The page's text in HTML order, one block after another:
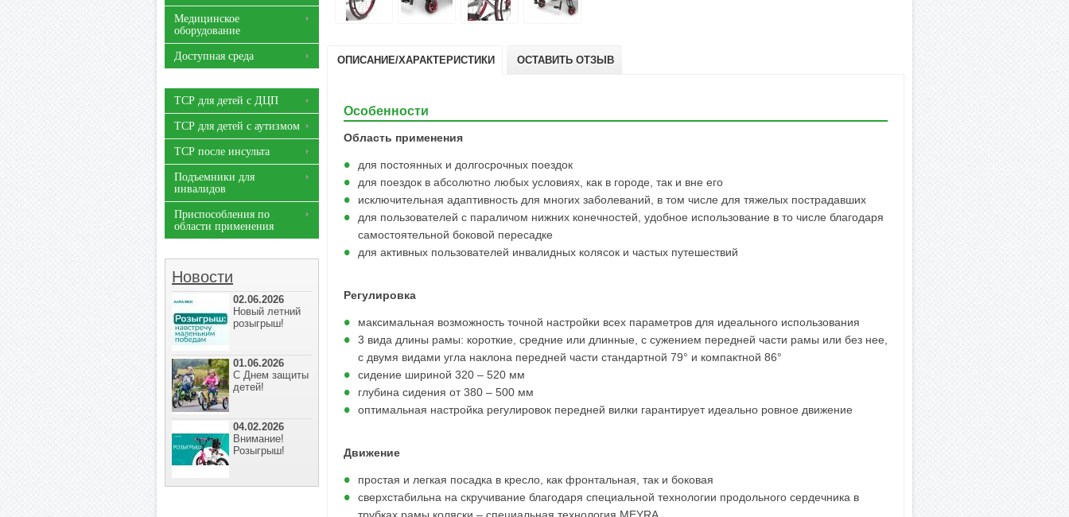
Медицинское
оборудование
Доступная среда
ТСР для детей с ДЦП
ТСР для детей с аутизмом
ТСР после инсульта
Подъемники для
инвалидов
Приспособления по
области применения
Новости
02.06.2026
Новый летний
розыгрыш!
01.06.2026
С Днем защиты
детей!
04.02.2026
Внимание!
Розыгрыш!
ОПИСАНИЕ/ХАРАКТЕРИСТИКИ ОСТАВИТЬ ОТЗЫВ
Особенности
Область применения
для постоянных и долгосрочных поездок
для поездок в абсолютно любых условиях, как в городе, так и вне его
исключительная адаптивность для многих заболеваний, в том числе для тяжелых пострадавших
для пользователей с параличом нижних конечностей, удобное использование в то числе благодаря
самостоятельной боковой пересадке
для активных пользователей инвалидных колясок и частых путешествий
Регулировка
максимальная возможность точной настройки всех параметров для идеального использования
3 вида длины рамы: короткие, средние или длинные, с сужением передней части рамы или без нее,
с двумя видами угла наклона передней части стандартной 79° и компактной 86°
сидение шириной 320 – 520 мм
глубина сидения от 380 – 500 мм
оптимальная настройка регулировок передней вилки гарантирует идеально ровное движение
Движение
простая и легкая посадка в кресло, как фронтальная, так и боковая
сверхстабильна на скручивание благодаря специальной технологии продольного сердечника в